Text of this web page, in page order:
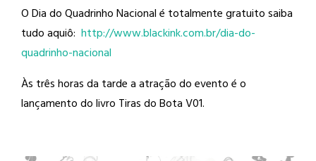
O Dia do Quadrinho Nacional é totalmente gratuito saiba
tudo aquiô: http://www.blackink.com.br/dia-do-
quadrinho-nacional
Às três horas da tarde a atração do evento é o
lançamento do livro Tiras do Bota V01.